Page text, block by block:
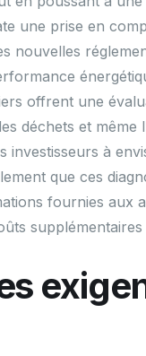
une prise en
nouvelles
offrent une
déchets et
à
que ces
fournies aux